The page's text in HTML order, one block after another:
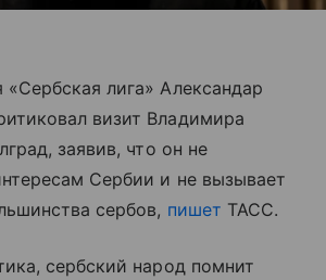
лига» Александар
визит Владимира
заявив, что он не
Сербии и не вызывает
сербов, пишет ТАСС.
сербский народ помнит